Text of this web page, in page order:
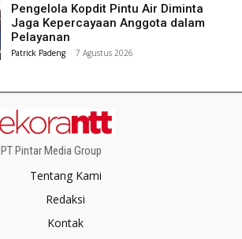
Pengelola Kopdit Pintu Air Diminta
Jaga Kepercayaan Anggota dalam
Pelayanan
Patrick Padeng - 7 Agustus 2026
PT Pintar Media Group
Tentang Kami
Redaksi
Kontak